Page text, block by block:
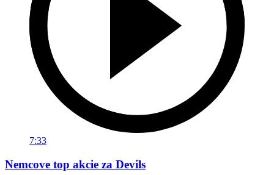
7:33
Nemcove top akcie za Devils